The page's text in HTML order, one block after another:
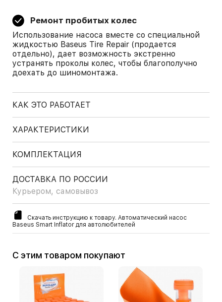
Ремонт пробитых колес
Использование насоса вместе со специальной
жидкостью Baseus Tire Repair (продается
отдельно), дает возможность экстренно
устранять проколы колес, чтобы благополучно
доехать до шиномонтажа.
КАК ЭТО РАБОТАЕТ
ХАРАКТЕРИСТИКИ
КОМПЛЕКТАЦИЯ
ДОСТАВКА ПО РОССИИ
Курьером, самовывоз
Скачать инструкцию к товару. Автоматический насос
Baseus Smart Inflator для автолюбителей
С этим товаром покупают